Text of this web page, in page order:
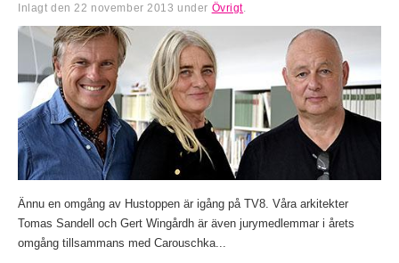
Inlagt den 22 november 2013 under Övrigt
Ännu en omgång av Hustoppen är igång på TV8. Våra arkitekter
Tomas Sandell och Gert Wingårdh är även jurymedlemmar i årets
omgång tillsammans med Carouschka...